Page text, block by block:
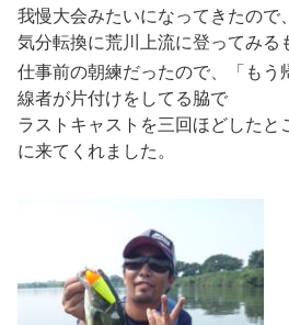
我慢大会みたいになってきたので、
気分転換に荒川上流に登ってみる
仕事前の朝練だったので、「もう
線者が片付けをしてる脇で
ラストキャストを三回ほどしたと
に来てくれました。